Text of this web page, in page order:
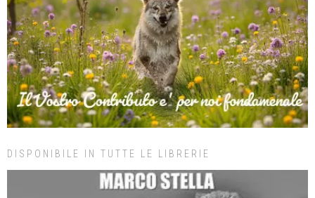
DISPONIBILE IN TUTTE LE LIBRERIE